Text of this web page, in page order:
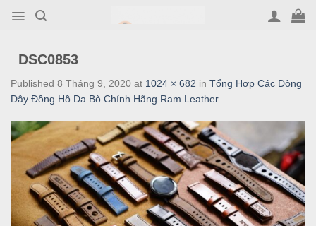
_DSC0853
Published 8 Tháng 9, 2020 at 1024 × 682 in Tổng Hợp Các Dòng
Dây Đồng Hồ Da Bò Chính Hãng Ram Leather